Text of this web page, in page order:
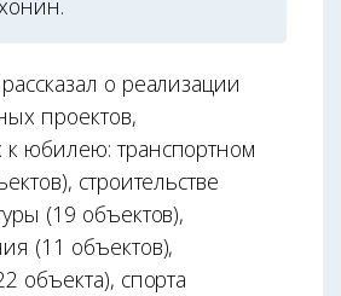
о реализации
проектов,
юбилею: транспортном
строительстве
(19 объектов),
(11 объектов),
объекта), спорта